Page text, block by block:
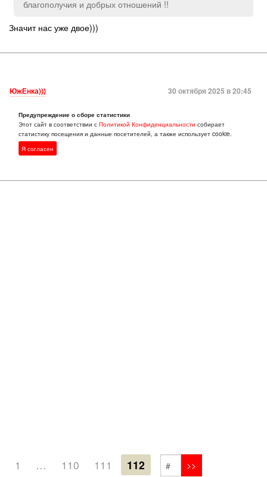
благополучия и добрых отношений !!
Значит нас уже двое)))
ЮжЕнка))) 30 октября 2025 в 20:45
KOLKA:Вот только это не Таганрог (деревня под
Таганрогом), а оценку вы ставите Таганрогу.
1 … 110 111 112
Предупреждение о сборе статистики
Этот сайт в соответствии сПолитикой Конфиденциальности собирает
статистику посещения и данные посетителей, а также использует cookie.
Я согласен